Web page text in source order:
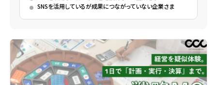
SNSを活用しているが成果につながっていない企業さま